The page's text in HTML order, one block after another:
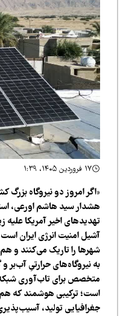
۱۷ فروردین ۱۴۰۵، ۱:۳۹
«اگر امروز دو نیروگاه
هشدار سید هاشم اورعی،
تهدیدهای اخیر آمریکا
آشیل امنیت انرژی ایران
به نیروگاه‌های حرارتیِ آب‌بر
است؛ ترکیبی هوشمند که
جغرافیایی تولید،